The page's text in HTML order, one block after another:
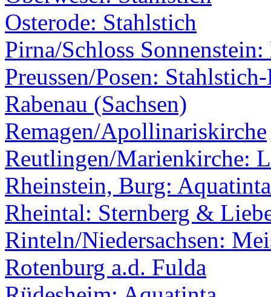
Osterode: Stahlstich
Pirna/Schloss
Preussen/Posen:
Rabenau (Sachsen)
Remagen/Apollinariskirche
Reutlingen/Marienkirche:
Rheinstein, Burg: Aquatinta
Rheintal: Sternberg &
Rinteln/Niedersachsen:
Rotenburg a.d. Fulda